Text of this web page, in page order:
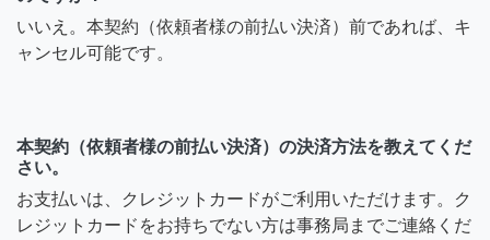
いいえ。本契約（依頼者様の前払い決済）前であれば、キ
ャンセル可能です。
本契約（依頼者様の前払い決済）の決済方法を教えてくだ
さい。
お支払いは、クレジットカードがご利用いただけます。ク
レジットカードをお持ちでない方は事務局までご連絡くだ